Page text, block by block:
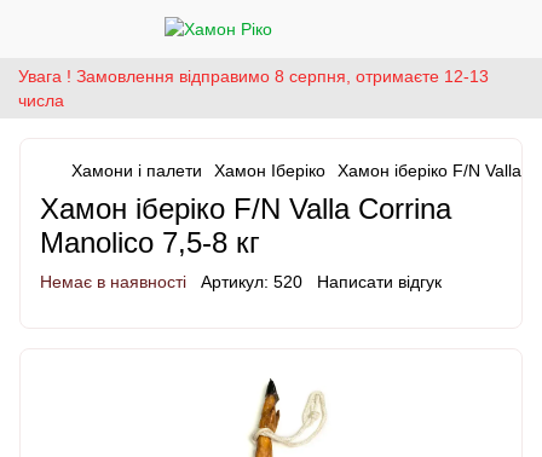
Увага ! Замовлення відправимо 8 серпня, отримаєте 12-13
числа
Хамони і палети Хамон Іберіко Хамон іберіко F/N Valla
Хамон іберіко F/N Valla Corrina
Manolico 7,5-8 кг
Немає в наявності Артикул: 520 Написати відгук